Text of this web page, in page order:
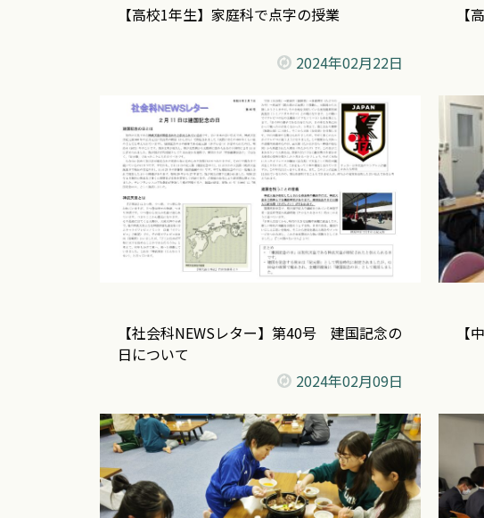
【高校1年生】家庭科で点字の授業
2024年02月22日
【
【社会科NEWSレター】第40号 建国記念の
日について
2024年02月09日
【